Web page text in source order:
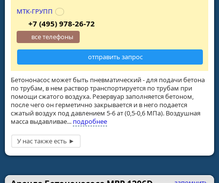
Бетононасос может быть пневматический - для подачи бетона
по трубам, в нем раствор транспортируется по трубам при
помощи сжатого воздуха. Резервуар заполняется бетоном,
после чего он герметично закрывается и в него подается
сжатый воздух под давлением 5-6 ат (0,5-0,6 МПа). Воздушная
масса выдавливае... подробнее
МТК-ГРУПП
+7 (495) 978-26-72
все телефоны
отправить запрос